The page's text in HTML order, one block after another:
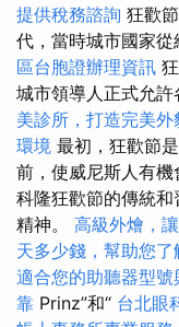
提供稅務諮詢 狂歡
代，當時城市國家從
區台胞證辦理資訊
城市領導人正式允許
美診所，打造完美外
環境 最初，狂歡節
前，使威尼斯人有機
科隆狂歡節的傳統
精神。 高級外燴，
天多少錢，幫助您
適合您的助聽器型號
靠 Prinz”和“ 台北眼